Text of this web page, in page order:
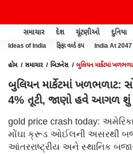
સમાચાર દેશ ચૂંટણીઓ દુનિયા
Ideas of India ફિફા વર્લ્ડ કપ India At 2047
હોમ સમાચાર બિઝનેસ
બુલિયન માર્કેટમાં
બુલિયન માર્કેટમાં ખળભળાટ:
4% તૂટી, જાણો હવે આગળ
gold price crash today:
મોંઘા ક્રૂડ ઓઈલની અસરથી
આંતરરાષ્ટ્રીય અને સ્થાનિક